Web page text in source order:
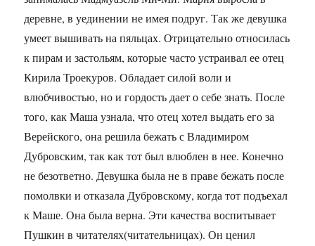
деревне, в уединении не имея подруг. Так же девушка
умеет вышивать на пяльцах. Отрицательно относилась
к пирам и застольям, которые часто устраивал ее отец
Кирила Троекуров. Обладает силой воли и
влюбчивостью, но и гордость дает о себе знать. После
того, как Маша узнала, что отец хотел выдать его за
Верейского, она решила бежать с Владимиром
Дубровским, так как тот был влюблен в нее. Конечно
не безответно. Девушка была не в праве бежать после
помолвки и отказала Дубровскому, когда тот подъехал
к Маше. Она была верна. Эти качества воспитывает
Пушкин в читателях(читательницах). Он ценил